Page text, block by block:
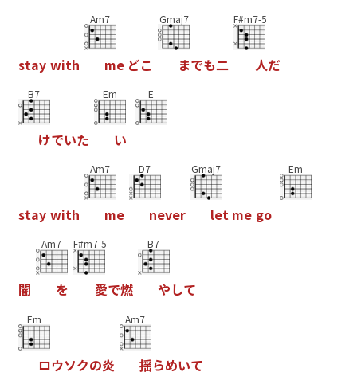
stay with
Am7
me どこ
Gmaj7
までも二
F#m7-5
人だ
B7
けでいた
Em
い
E
stay with
Am7
me
D7
never
Gmaj7
let me go
Em
闇
Am7
を
F#m7-5
愛で燃
B7
やして
Em
ロウソクの炎
Am7
揺らめいて